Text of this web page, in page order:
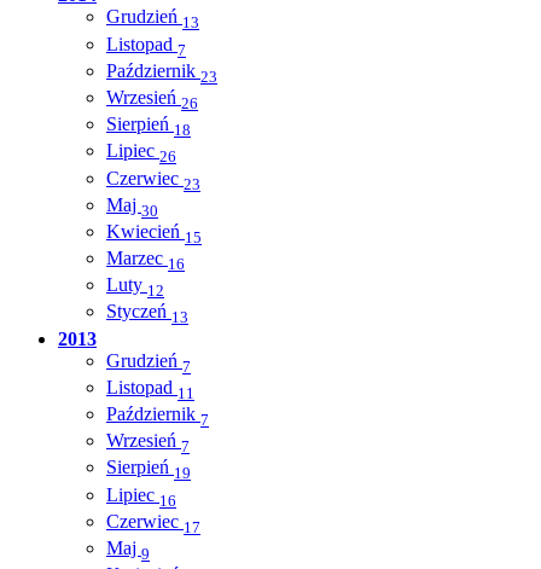
Grudzień 13
Listopad 7
Październik 23
Wrzesień 26
Sierpień 18
Lipiec 26
Czerwiec 23
Maj 30
Kwiecień 15
Marzec 16
Luty 12
Styczeń 13
2013
Grudzień 7
Listopad 11
Październik 7
Wrzesień 7
Sierpień 19
Lipiec 16
Czerwiec 17
Maj 9